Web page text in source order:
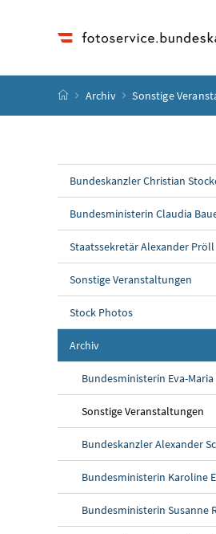
Startseite
Archiv Sonstige
Bundeskanzler Christian
Bundesministerin Claudia
Staatssekretär Alexander Pröll
Sonstige Veranstaltungen
Stock Photos
Archiv
Bundesministerin Eva-
Sonstige Veranstaltungen
Bundeskanzler Alexander
Bundesministerin Karoline
Bundesministerin Susanne